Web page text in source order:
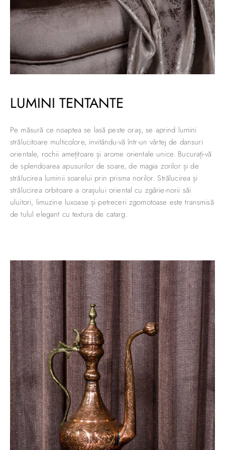
LUMINI TENTANTE
Pe măsură ce noaptea se lasă peste oraș, se aprind lumini
strălucitoare multicolore, invitându-vă într-un vârtej de dansuri
orientale, rochii amețitoare și arome orientale unice. Bucurați-vă
de splendoarea apusurilor de soare, de magia zorilor și de
strălucirea luminii soarelui prin prisma norilor. Strălucirea și
strălucirea orbitoare a orașului oriental cu zgârie-norii săi
uluitori, limuzine luxoase și petreceri zgomotoase este transmisă
de tulul elegant cu textura de catarg.